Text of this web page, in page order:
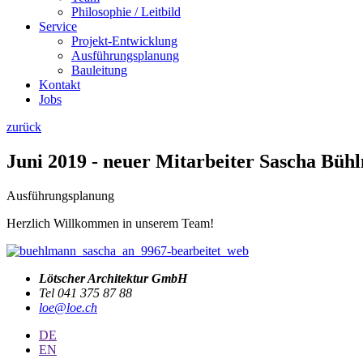
Philosophie / Leitbild
Service
Projekt-Entwicklung
Ausführungsplanung
Bauleitung
Kontakt
Jobs
zurück
Juni 2019 - neuer Mitarbeiter Sascha
Ausführungsplanung
Herzlich Willkommen in unserem Team!
Lötscher Architektur GmbH
Tel 041 375 87 88
loe@loe.ch
DE
EN